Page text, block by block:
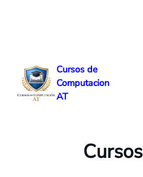
content
Cursos de
Computacion
AT
Cursos